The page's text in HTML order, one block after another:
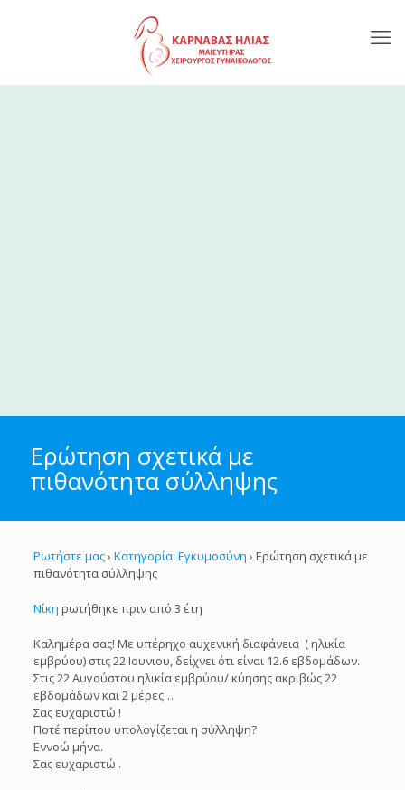
Ερώτηση σχετικά με
πιθανότητα σύλληψης
Ρωτήστε μας› Κατηγορία: Εγκυμοσύνη › Ερώτηση σχετικά με
πιθανότητα σύλληψης
Νίκη ρωτήθηκε πριν από 3 έτη
Καλημέρα σας! Με υπέρηχο αυχενική διαφάνεια ( ηλικία
εμβρύου) στις 22 Ιουνιου, δείχνει ότι είναι 12.6 εβδομάδων.
Στις 22 Αυγούστου ηλικία εμβρύου/ κύησης ακριβώς 22
εβδομάδων και 2 μέρες…
Σας ευχαριστώ !
Ποτέ περίπου υπολογίζεται η σύλληψη?
Εννοώ μήνα.
Σας ευχαριστώ .